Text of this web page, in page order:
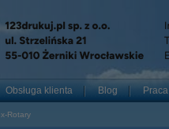
Obsługa klienta Blog Praca
Rotary